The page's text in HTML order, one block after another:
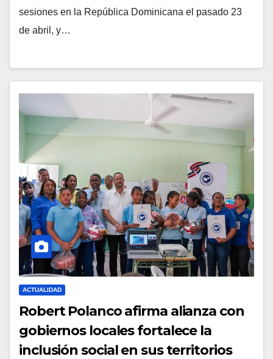
sesiones en la República Dominicana el pasado 23
de abril, y…
ACTUALIDAD
Robert Polanco afirma alianza con
gobiernos locales fortalece la
inclusión social en sus territorios